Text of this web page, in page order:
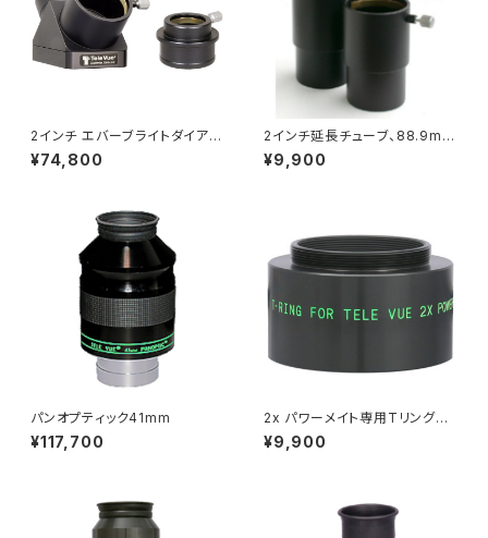
2インチ エバーブライトダイアゴ
ナルミラー、1 1/4インチアダプタ
ー付
¥74,800
2インチ延長チューブ、88.9mm
長
¥9,900
パンオプティック41mm
¥117,700
2x パワーメイト専用Tリングア
ダプター
¥9,900